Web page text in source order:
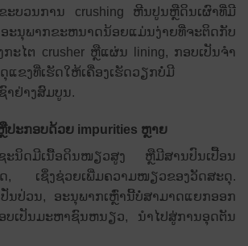
ະບວນການ crushing ຫີນປູນຫຼືດິນເຜົາທີ່ມີ
ນຸພາກຂະຫນາດນ້ອຍແມ່ນງ່າຍທີ່ຈະຕິດກັບ
ກະໄຕ crusher ຫຼືແຜ່ນ lining, ກອບເປັນຈໍາ
ແຂງທີ່ເຮັດໃຫ້ເຄື່ອງເຮັດວຽກບໍ່ມີ
າຢ່າງສົມບູນ.
ປະກອບດ້ວຍ impurities ຫຼາຍ
ຊະນິດມີເນື້ອດິນໜຽວສູງ ຫຼືມີສານປົນເປື້ອນ
ດ, ເຊິ່ງຊ່ວຍເພີ່ມຄວາມໜຽວຂອງວັດສະດຸ.
ປັ່ນປ່ວນ, ອະນຸພາກເຫຼົ່ານີ້ບໍ່ສາມາດແຍກອອກ
ບເປັນມະຫາຊົນຫນຽວ, ນໍາໄປສູ່ການອຸດຕັນ